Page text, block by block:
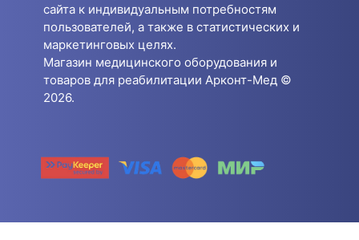
сайта к индивидуальным потребностям
пользователей, а также в статистических и
маркетинговых целях.
Магазин медицинского оборудования и
товаров для реабилитации Арконт-Мед ©
2026.